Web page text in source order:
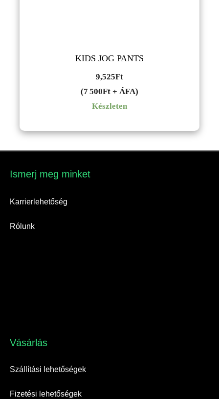
KIDS JOG PANTS
9,525Ft
(7 500Ft + ÁFA)
Készleten
Ismerj meg minket​
Karrierlehetőség
Rólunk
Vásárlás​
Szállítási lehetőségek
Fizetési lehetőségek